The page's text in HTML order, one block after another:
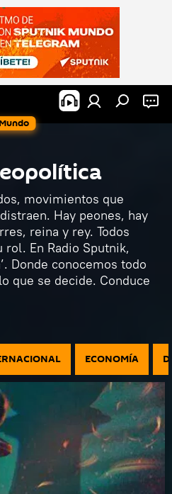
Mundo
movimientos que
Hay peones, hay
reina y rey. Todos
En Radio Sputnik,
Donde conocemos todo
que se decide. Conduce
ECONOMÍA